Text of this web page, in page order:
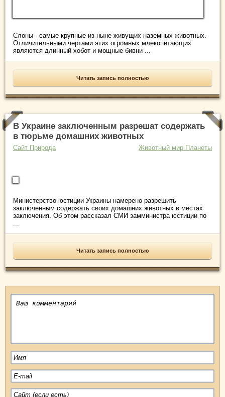
Слоны - самые крупные из ныне живущих наземных животных.
Отличительными чертами этих огромных млекопитающих
являются длинный хобот и мощные бивни ...
Читать запись полностью
В Украине заключенным разрешат содержать
в тюрьме домашних животных
Сайт Природа Животный мир Планеты
Министерство юстиции Украины намерено разрешить
заключенным содержать своих домашних животных в местах
заключения. Об этом рассказал СМИ замминистра юстиции по
Читать запись полностью